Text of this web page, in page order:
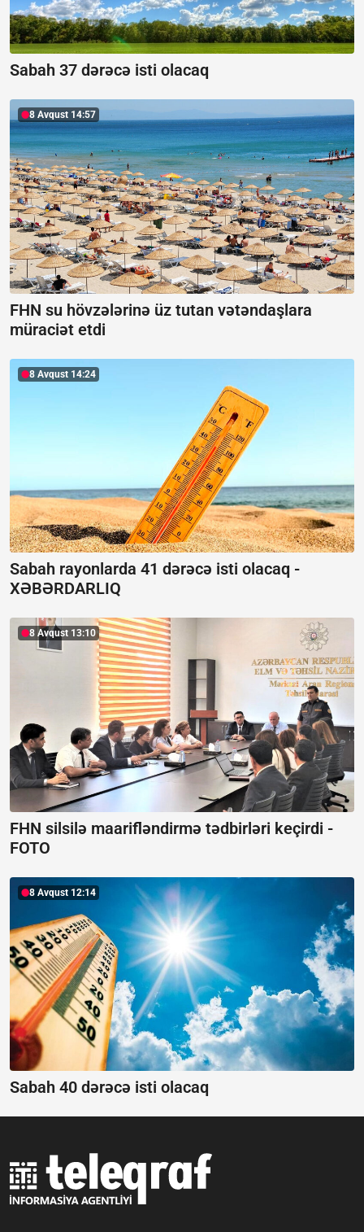
Sabah 37 dərəcə isti olacaq
8 Avqust 14:57
FHN su hövzələrinə üz tutan vətəndaşlara
müraciət etdi
8 Avqust 14:24
Sabah rayonlarda 41 dərəcə isti olacaq -
XƏBƏRDARLIQ
8 Avqust 13:10
FHN silsilə maarifləndirmə tədbirləri keçirdi -
FOTO
8 Avqust 12:14
Sabah 40 dərəcə isti olacaq